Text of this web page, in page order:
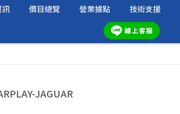
訊 價目總覽 營業據點 技術支援
JAGUAR